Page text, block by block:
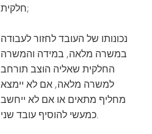
חלקית;
נכונותו של העובד לחזור לעבודה
במשרה מלאה, במידה והמשרה
החלקית שאליה הוצב תורחב
למשרה מלאה, אם לא יימצא
מחליף מתאים או אם לא ייחשב
כמעשי להוסיף עובד שני.